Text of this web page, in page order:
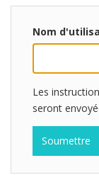
Nom
Les
seront